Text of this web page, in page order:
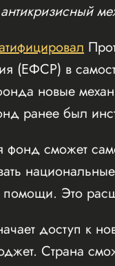
(ЕФСР) в
новые
ранее был
фонд сможет
помощи. Это
доступ к
Страна